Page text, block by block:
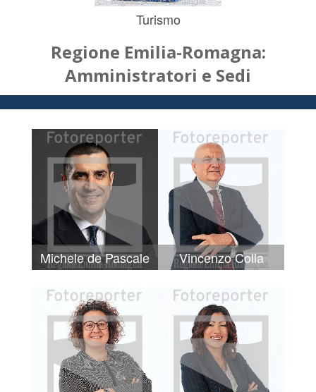
Turismo
Regione Emilia-Romagna:
Amministratori e Sedi
Michele de Pascale Vincenzo Colla